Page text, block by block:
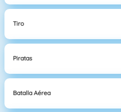
Tiro
Piratas
Batalla Aérea